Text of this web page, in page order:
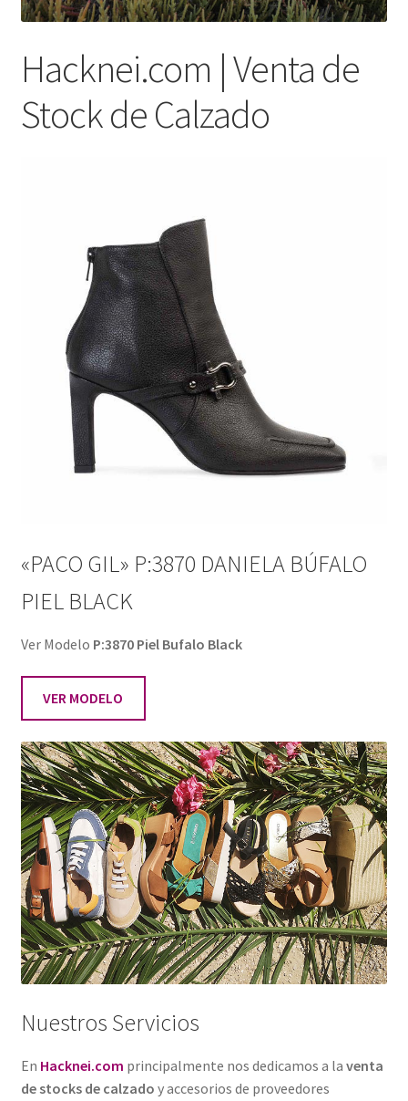
Hacknei.com | Venta de
Stock de Calzado
«PACO GIL» P:3870 DANIELA BÚFALO
PIEL BLACK
Ver Modelo P:3870 Piel Bufalo Black
VER MODELO
Nuestros Servicios
En Hacknei.com principalmente nos dedicamos a la venta
de stocks de calzado y accesorios de proveedores